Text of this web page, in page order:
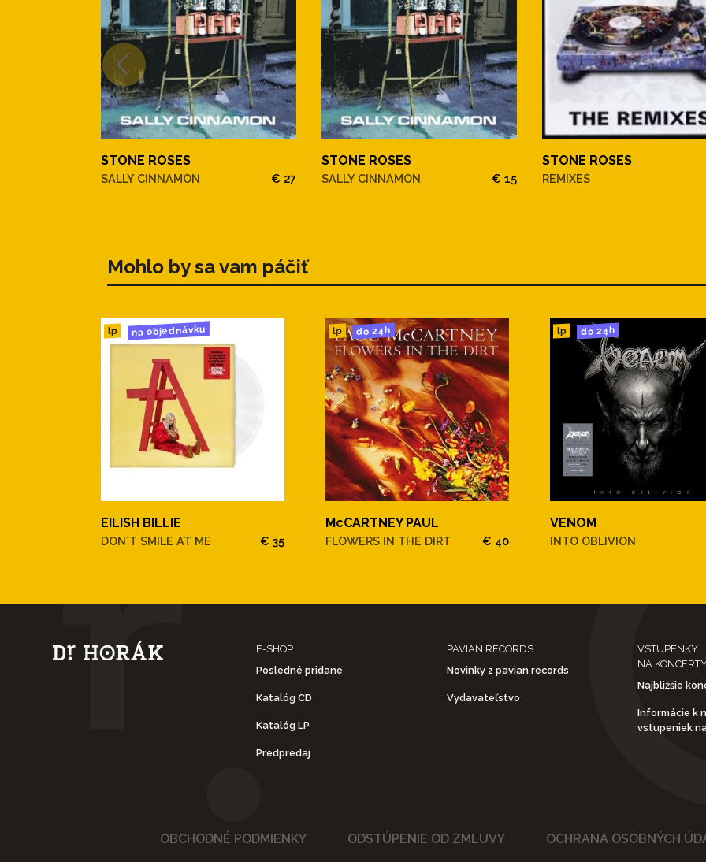
STONE ROSES
SALLY CINNAMON € 27
STONE ROSES
SALLY CINNAMON € 15
STONE ROSES
REMIXES
Mohlo by sa vam páčiť
lp na objednávku
EILISH BILLIE
DON´T SMILE AT ME € 35
lp do 24h
McCARTNEY PAUL
FLOWERS IN THE DIRT € 40
lp do 24h
VENOM
INTO OBLIVION
E-SHOP
Posledné pridané
Katalóg CD
Katalóg LP
Predpredaj
PAVIAN RECORDS
Novinky z pavian records
Vydavateľstvo
VSTUPENKY
NA
Najbližšie
Informácie k
vstupeniek
OBCHODNÉ PODMIENKY ODSTÚPENIE OD ZMLUVY OCHRANA OSOBNÝCH